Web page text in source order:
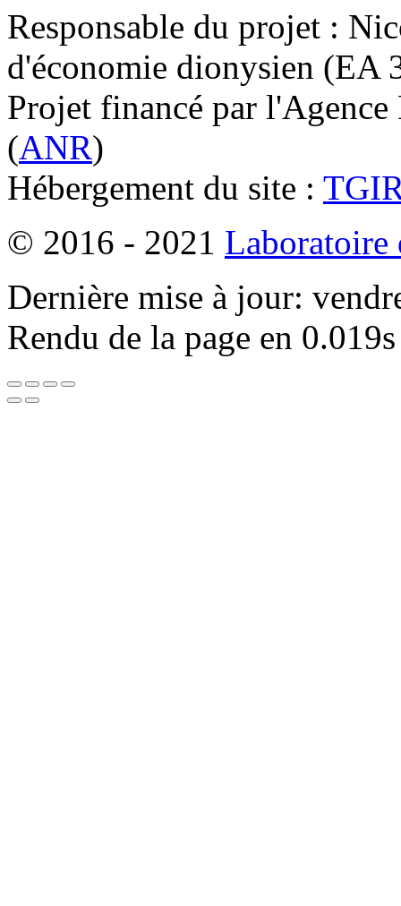
Responsable du projet :
d'économie dionysien
Projet financé par l'Agence
(ANR)
Hébergement du site :
© 2016 - 2021 Laboratoire
Dernière mise à jour:
Rendu de la page en 0.019s